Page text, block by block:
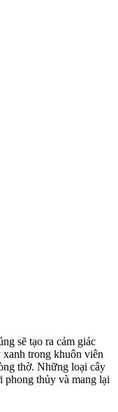
sẽ tạo ra cảm giác
trong khuôn viên
thờ. Những loại cây
phong thủy và mang lại